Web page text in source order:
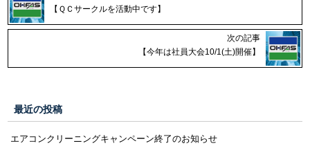
【ＱＣサークルを活動中です】
次の記事
【今年は社員大会10/1(土)開催】
最近の投稿
エアコンクリーニングキャンペーン終了のお知らせ